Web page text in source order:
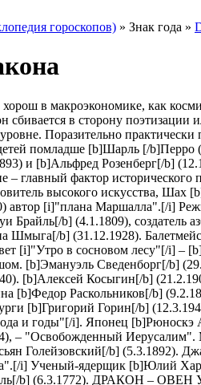
гороскопов) » Знак года »
хорош в макроэкономике, как
сбивается в сторону
уровне. Поразительно
помладше [b]Шарль [/
и [b]Альфред Розенберг[/b]
– главный фактор
высокого искусства, Шах
[i]"плана Маршалла".[/i]
b] (4.1.1809), создатель
Шмыга[/b] (31.12.1928).
[i]"Утро в сосновом лесу"[/i]
[b]Эмануэль Сведенборг[/b]
[b]Алексей Косыгин[/b]
[b]Федор Раскольников[/b]
[b]Григорий Горин[/b]
и годы"[/i]. Японец
– "Освобожденный
Голейзовский[/b]
i] Ученый-ядерщик [b]Юлий
b] (6.3.1772). ДРАКОН – ОВЕН